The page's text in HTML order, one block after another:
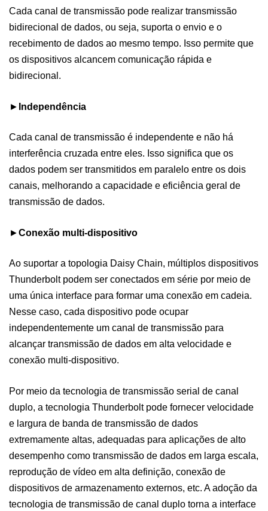
Cada canal de transmissão pode realizar transmissão
bidirecional de dados, ou seja, suporta o envio e o
recebimento de dados ao mesmo tempo. Isso permite que
os dispositivos alcancem comunicação rápida e
bidirecional.
► Independência
Cada canal de transmissão é independente e não há
interferência cruzada entre eles. Isso significa que os
dados podem ser transmitidos em paralelo entre os dois
canais, melhorando a capacidade e eficiência geral de
transmissão de dados.
►Conexão multi-dispositivo
Ao suportar a topologia Daisy Chain, múltiplos dispositivos
Thunderbolt podem ser conectados em série por meio de
uma única interface para formar uma conexão em cadeia.
Nesse caso, cada dispositivo pode ocupar
independentemente um canal de transmissão para
alcançar transmissão de dados em alta velocidade e
conexão multi-dispositivo.
Por meio da tecnologia de transmissão serial de canal
duplo, a tecnologia Thunderbolt pode fornecer velocidade
e largura de banda de transmissão de dados
extremamente altas, adequadas para aplicações de alto
desempenho como transmissão de dados em larga escala,
reprodução de vídeo em alta definição, conexão de
dispositivos de armazenamento externos, etc. A adoção da
tecnologia de transmissão de canal duplo torna a interface